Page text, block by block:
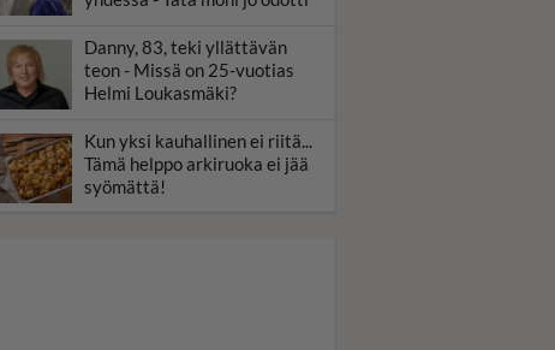
Danny, 83, teki yllättävän
teon - Missä on 25-vuotias
Helmi Loukasmäki?
Kun yksi kauhallinen ei riitä...
Tämä helppo arkiruoka ei jää
syömättä!